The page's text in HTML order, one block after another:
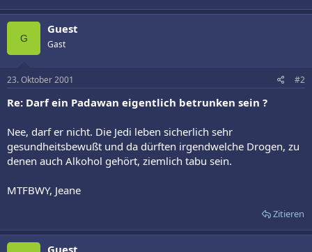
G
Guest
Gast
23. Oktober 2001 #2
Re: Darf ein Padawan eigentlich betrunken sein ?
Nee, darf er nicht. Die Jedi leben sicherlich sehr
gesundheitsbewußt und da dürften irgendwelche Drogen, zu
denen auch Alkohol gehört, ziemlich tabu sein.
MTFBWY, Jeane
Zitieren
Guest